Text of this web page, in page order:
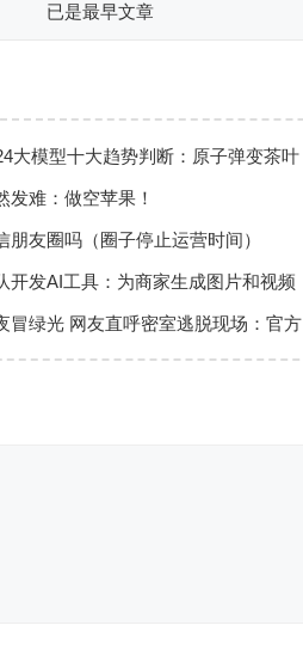
已是最早文章
大模型十大趋势判断：原子弹变茶叶
发难：做空苹果！
朋友圈吗（圈子停止运营时间）
开发AI工具：为商家生成图片和视频
冒绿光 网友直呼密室逃脱现场：官方